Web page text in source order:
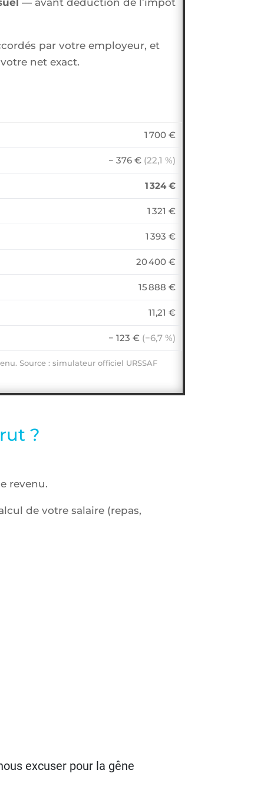
— avant déduction de l’impôt
par votre employeur, et
net exact.
1 700 €
− 376 € (22,1 %)
1 324 €
1 321 €
1 393 €
20 400 €
15 888 €
11,21 €
− 123 € (−6,7 %)
Source : simulateur officiel URSSAF
?
revenu.
de votre salaire (repas,